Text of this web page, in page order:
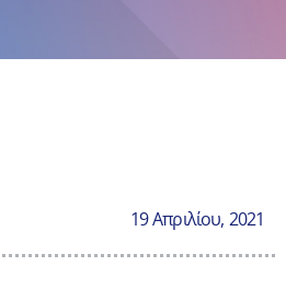
19 Απριλίου, 2021